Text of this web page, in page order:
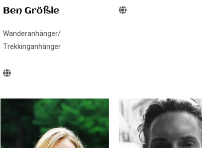
Ben Größle
Wanderanhänger/
Trekkinganhänger